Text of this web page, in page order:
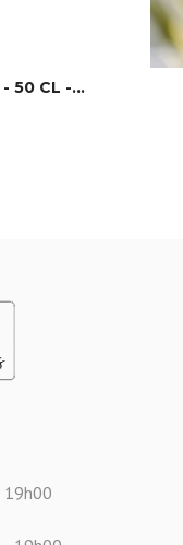
50 CL -...